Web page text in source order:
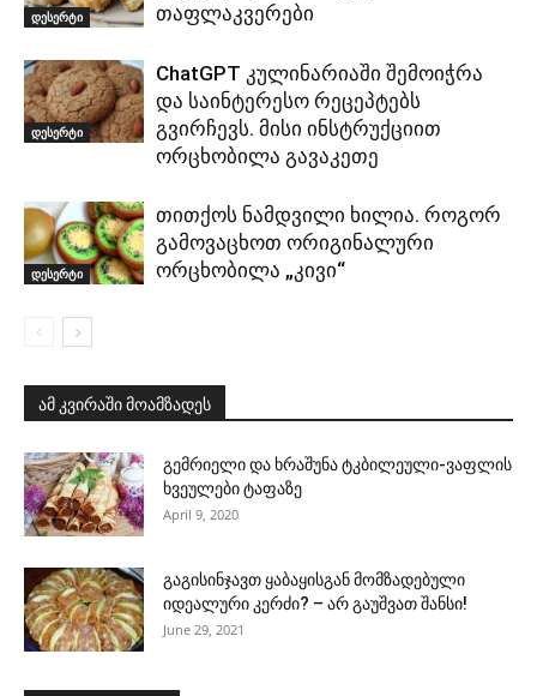
დესერტი
თაფლაკვერები
დესერტი
ChatGPT კულინარიაში შემოიჭრა
და საინტერესო რეცეპტებს
გვირჩევს. მისი ინსტრუქციით
ორცხობილა გავაკეთე
დესერტი
თითქოს ნამდვილი ხილია. როგორ
გამოვაცხოთ ორიგინალური
ორცხობილა „კივი“
ამ კვირაში მოამზადეს
გემრიელი და ხრაშუნა ტკბილეული-ვაფლის
ხვეულები ტაფაზე
April 9, 2020
გაგისინჯავთ ყაბაყისგან მომზადებული
იდეალური კერძი? – არ გაუშვათ შანსი!
June 29, 2021